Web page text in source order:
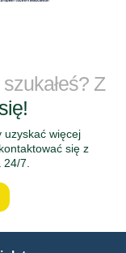
Z
uzyskać więcej
się z
7.